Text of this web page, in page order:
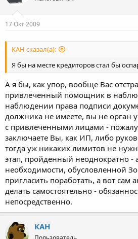
тысяч. Если при этом собранию
миллион, то как активно они будут это
(завышенные тарифы на услуги
17 Окт 2009
КАН сказал(а):
Я бы на месте кредиторов стал бы
А я бы, как упор, вообще Вас
привлеченный помощник в
наблюдении права подписи
должника не имеете, вы не орган
с привлеченными лицами -
заключаете Вы, как ИП, либо
тогда уж никаких лимитов не
этап, пройденный неоднократно -
необходимости, обусловленной
пригласить поработать, а вот сам
делать самостоятельно -
непосредственно.
КАН